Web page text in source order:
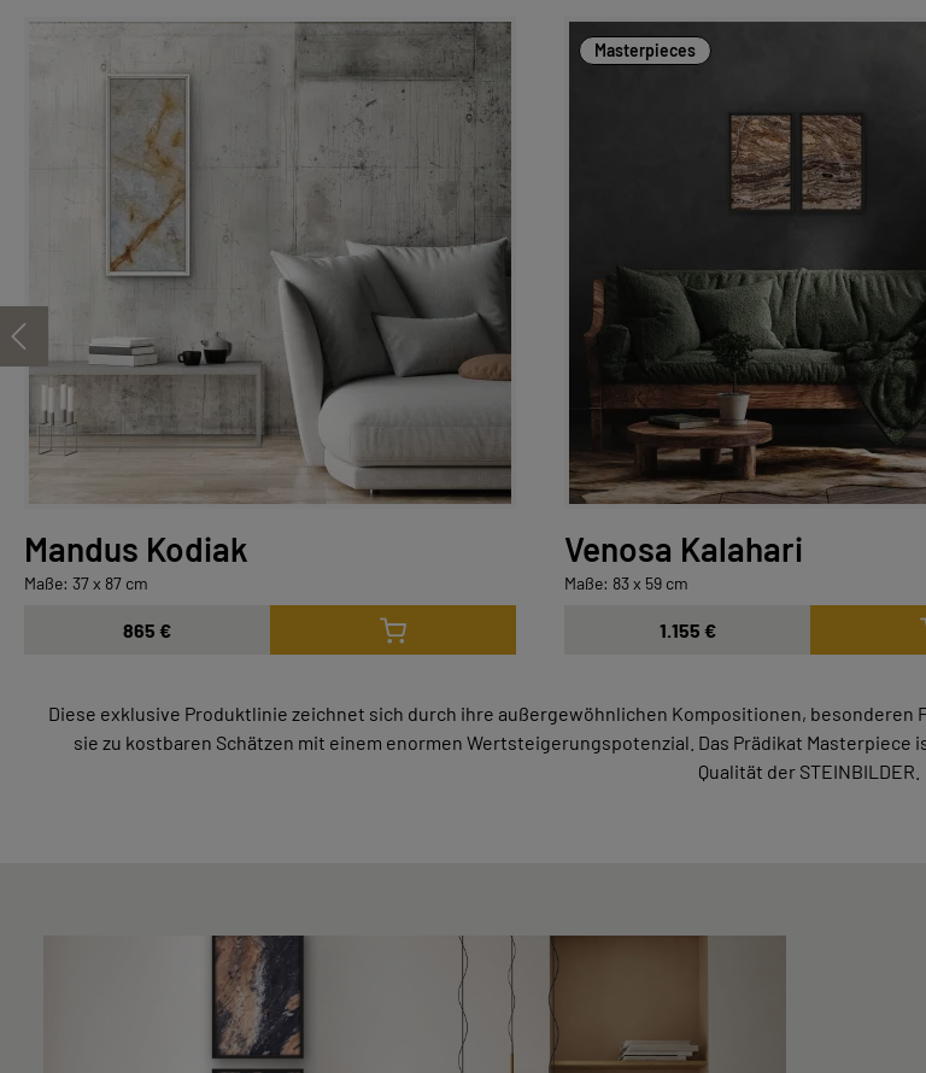
VOLLFLÄCHIGE NATURSTEINBILDER
SOUL LINE
LIVING & INTERIOR
FÜR GESCHÄFTSKUNDEN
Mandus Kodiak
Maße: 37 x 87 cm
865 €
Masterpieces
Venosa Kalahari
Maße: 83 x 59 cm
1.155 €
Diese exklusive Produktlinie zeichnet sich durch ihre außergewöhnlichen Kompositionen, besonderen
sie zu kostbaren Schätzen mit einem enormen Wertsteigerungspotenzial. Das Prädikat
Qualität der STEINBILDER.